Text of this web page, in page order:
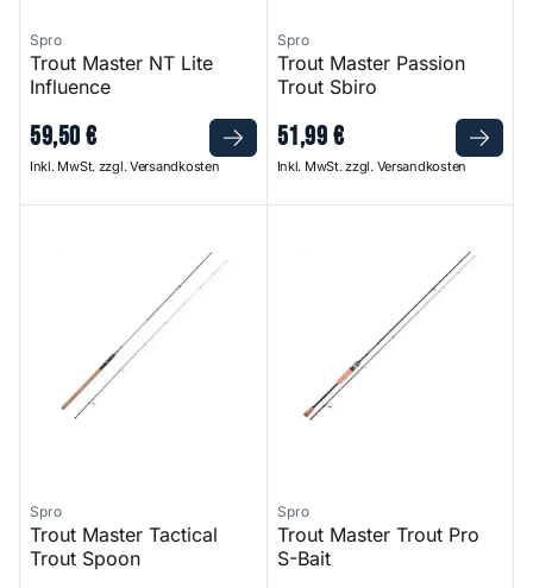
Spro
Trout Master NT Lite
Influence
59,50€
Inkl. MwSt. zzgl. Versandkosten
Spro
Trout Master Passion
Trout Sbiro
51,99€
Inkl. MwSt. zzgl. Versandkosten
Spro
Trout Master Tactical
Trout Spoon
Spro
Trout Master Trout Pro
S-Bait